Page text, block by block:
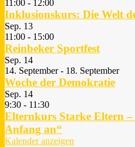
11:00 - 12:00
Inklusionskurs: Die Welt
Sep. 13
11:00 - 15:00
Reinbeker Sportfest
Sep. 14
14. September- 18. September
Woche der Demokratie
Sep. 14
9:30 - 11:30
Elternkurs Starke Eltern
Anfang an“
Kalender anzeigen